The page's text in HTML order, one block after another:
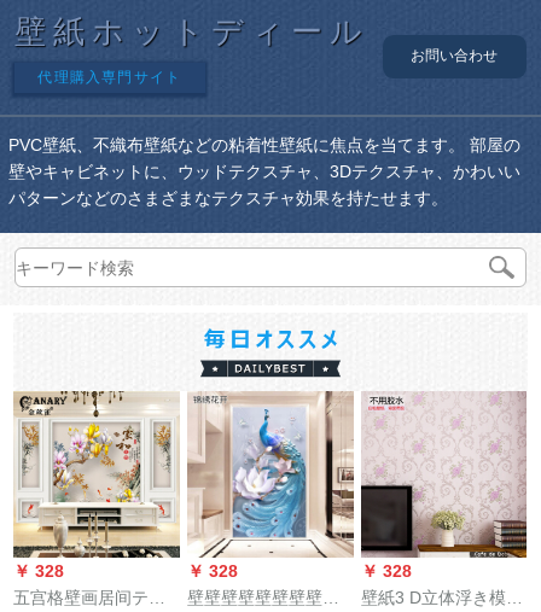
壁紙ホットディール
代理購入専門サイト
お問い合わせ
PVC壁紙、不織布壁紙などの粘着性壁紙に焦点を当てます。 部屋の
壁やキャビネットに、ウッドテクスチャ、3Dテクスチャ、かわいい
パターンなどのさまざまなテクスチャ効果を持たせます。
￥ 328
五宫格壁画居间テレ
￥ 328
壁壁壁壁壁壁壁壁壁
￥ 328
壁紙3 D立体浮き模様